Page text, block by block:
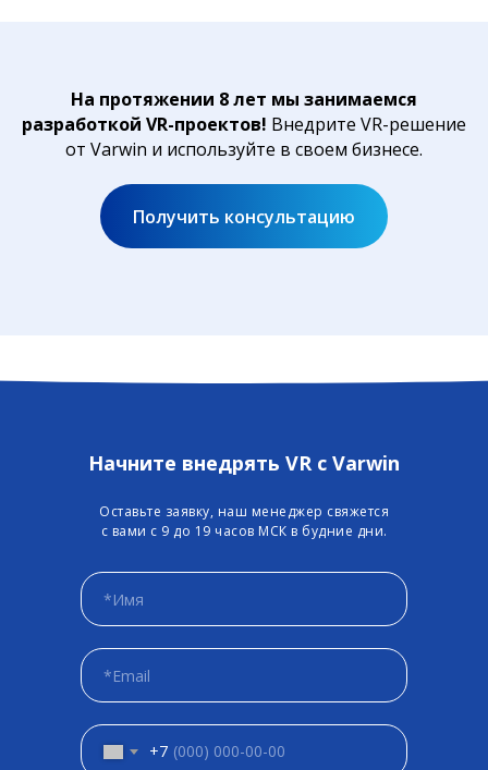
На протяжении 8 лет мы занимаемся
разработкой VR-проектов! Внедрите VR-решение
от Varwin и используйте в своем бизнесе.
Получить консультацию
Начните внедрять VR с Varwin
Оставьте заявку, наш менеджер свяжется
с вами с 9 до 19 часов МСК в будние дни.
+7